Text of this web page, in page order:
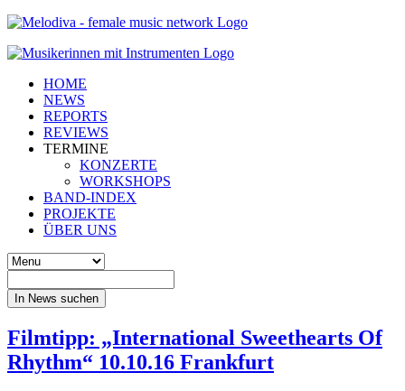
HOME
NEWS
REPORTS
REVIEWS
TERMINE
KONZERTE
WORKSHOPS
BAND-INDEX
PROJEKTE
ÜBER UNS
In News suchen
Filmtipp: „International Sweethearts Of
Rhythm“ 10.10.16 Frankfurt